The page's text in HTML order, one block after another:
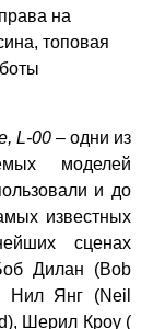
на
топовая
L-00 – одни из
моделей
и до
известных
сценах
Дилан (Bob
Нил Янг (Neil
Шерил Кроу (